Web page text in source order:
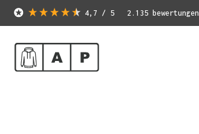
4,7 / 5 2.135 bewertungen